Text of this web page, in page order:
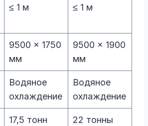
≤ 1 м ≤ 1 м
9500 × 1750
мм
9500 × 1900
мм
Водяное
охлаждение
Водяное
охлаждение
17,5 тонн 22 тонны